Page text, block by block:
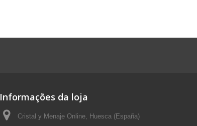
Informações da loja
Cristal y Menaje Online, Huesca (España)